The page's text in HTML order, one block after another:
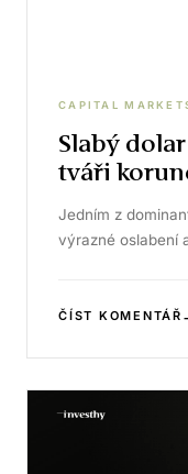
CAPITAL
Slabý
tváři
Jedním z
výrazné oslabení
ČÍST KOMENTÁŘ